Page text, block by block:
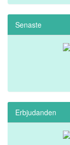
Senaste
Erbjudanden